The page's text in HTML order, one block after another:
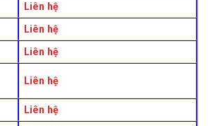
Liên hệ
Liên hệ
Liên hệ
Liên hệ
Liên hệ